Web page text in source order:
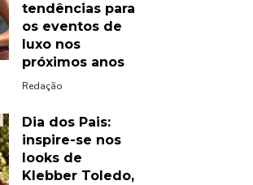
tendências para
os eventos de
luxo nos
próximos anos
Redação
Dia dos Pais:
inspire-se nos
looks de
Klebber Toledo,